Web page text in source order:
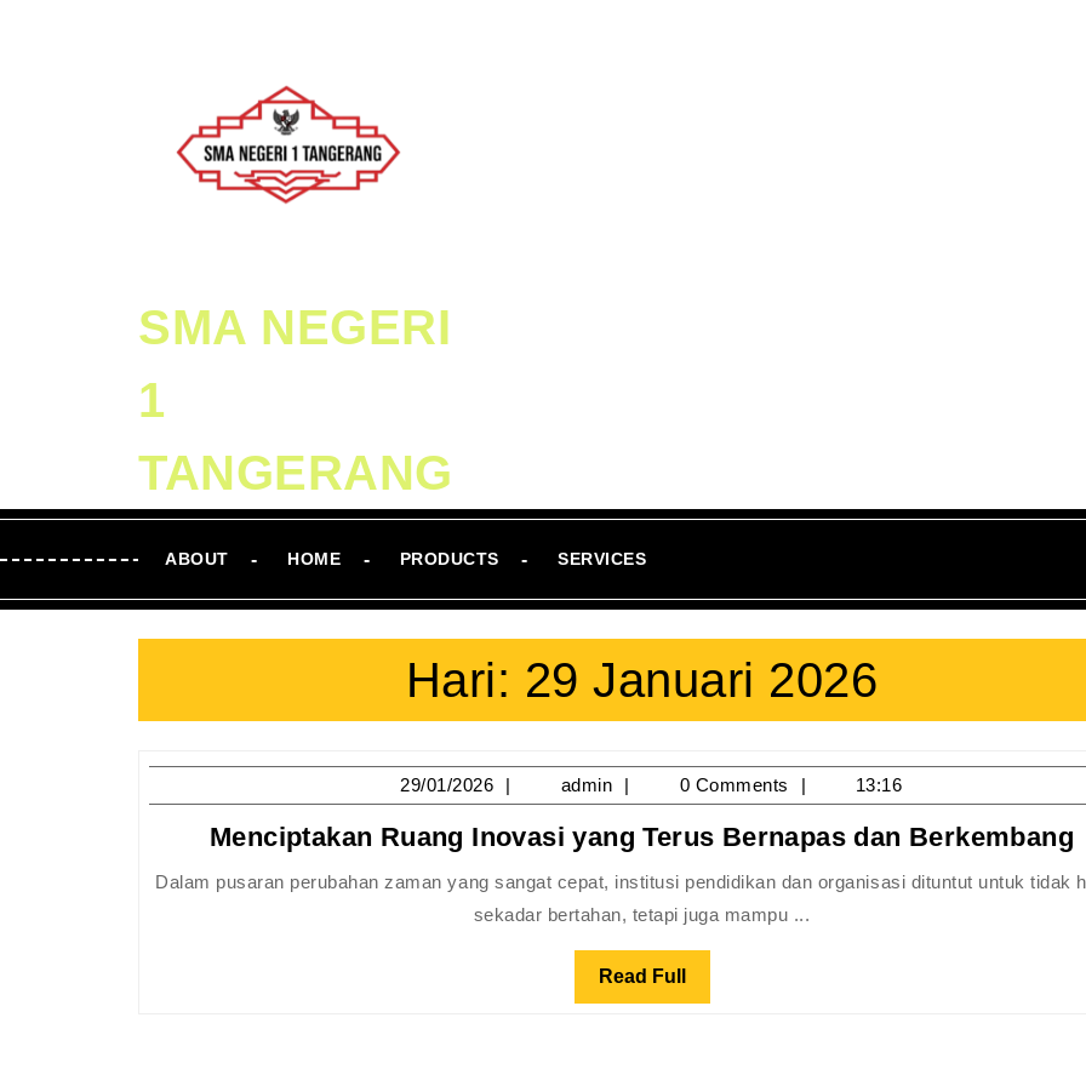
SMA NEGERI
1
TANGERANG
ABOUT HOME PRODUCTS SERVICES
Hari: 29 Januari 2026
29/01/2026 29/01/2026
admin admin0 Comments 13:16
Menciptakan Ruang Inovasi yang Terus Bernapas dan Berkembang
Dalam pusaran perubahan zaman yang sangat cepat, institusi pendidikan dan organisasi dituntut untuk tidak hanya
sekadar bertahan, tetapi juga mampu ...
Read Full Read
Full